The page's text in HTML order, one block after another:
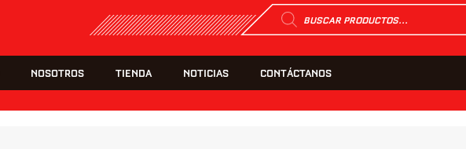
Búsqueda
de
productos
NOSOTROS TIENDA NOTICIAS CONTÁCTANOS